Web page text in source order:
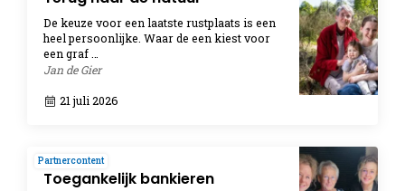
De keuze voor een laatste rustplaats is een
heel persoonlijke. Waar de een kiest voor
een graf …
Jan de Gier
21 juli 2026
Toegankelijk bankieren
Partnercontent